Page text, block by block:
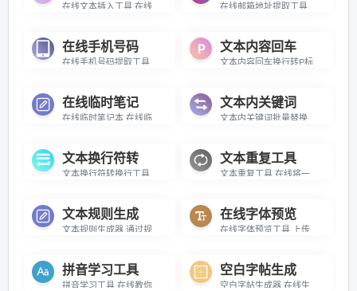
在线文本插入工具 在线给文本中批量插入指定的字符
在线手机号码 文本内容回车
文本内容回车换行转P标签 在线将文本内容中将回车换行转为P标签
在线临时笔记
在线临时笔记本 在线临时记录信息的笔记本
文本内关键词
文本换行符转 文本重复工具
文本重复工具 在线将一段文本进行多次重复
文本规则生成
文本规则生成器 通过规则来生成大量的文本内容
在线字体预览
在线字体预览工具 上传本地字体文件即可预览字体样式
拼音学习工具
拼音学习工具 在线教你学习拼音字母
空白字帖生成